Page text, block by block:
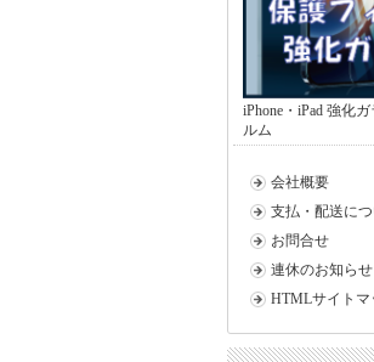
iPhone・iPad 強化
ルム
会社概要
支払・配送に
お問合せ
連休のお知らせ
HTMLサイトマ